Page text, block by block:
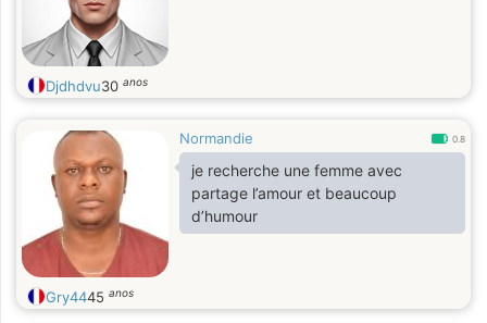
Djdhdvu30 anos
Normandie 0.8
je recherche une femme avec
partage l’amour et beaucoup
d’humour
Gry4445 anos